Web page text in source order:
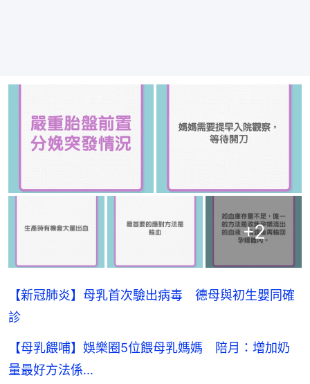
+2
【新冠肺炎】母乳首次驗出病毒 德母與初生嬰同確
診
【母乳餵哺】娛樂圈5位餵母乳媽媽 陪月：增加奶
量最好方法係...